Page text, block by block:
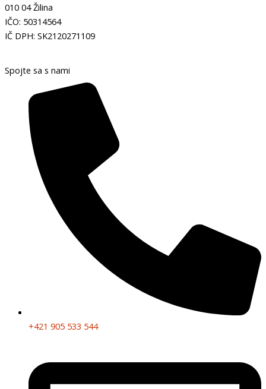
010 04 Žilina
IČO: 50314564
IČ DPH: SK2120271109
Spojte sa s nami
+421 905 533 544